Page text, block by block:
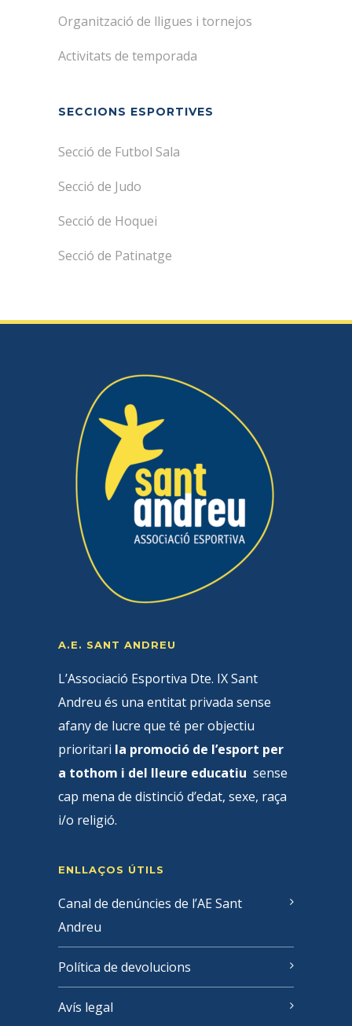
Organització de lligues i tornejos
Activitats de temporada
SECCIONS ESPORTIVES
Secció de Futbol Sala
Secció de Judo
Secció de Hoquei
Secció de Patinatge
A.E. SANT ANDREU
L’Associació Esportiva Dte. IX Sant
Andreu és una entitat privada sense
afany de lucre que té per objectiu
prioritari la promoció de l’esport per
a tothom i del lleure educatiu sense
cap mena de distinció d’edat, sexe, raça
i/o religió.
ENLLAÇOS ÚTILS
Canal de denúncies de l’AE Sant
Andreu
Política de devolucions
Avís legal